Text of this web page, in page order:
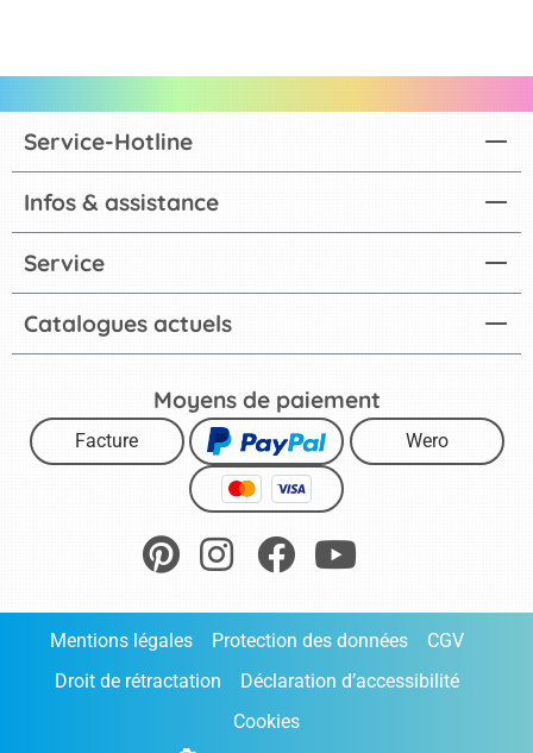
Catalogues actuels
Service-Hotline
Infos & assistance
Service
Moyens de paiement
Facture Wero
Mentions légales Protection des données
CGV
Droit de rétractation
Déclaration d’accessibilité
Cookies